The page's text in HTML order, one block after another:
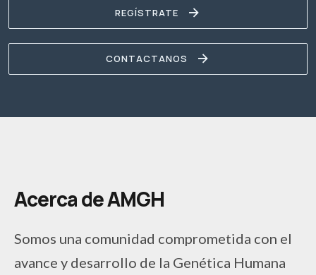
REGÍSTRATE
CONTACTANOS
Acerca de AMGH
Somos una comunidad comprometida con el
avance y desarrollo de la Genética Humana